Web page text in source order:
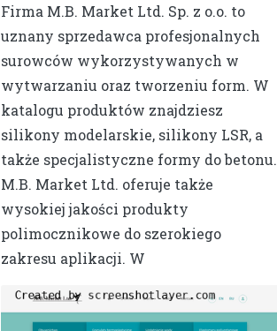
Firma M.B. Market Ltd. Sp. z o.o. to
uznany sprzedawca profesjonalnych
surowców wykorzystywanych w
wytwarzaniu oraz tworzeniu form. W
katalogu produktów znajdziesz
silikony modelarskie, silikony LSR, a
także specjalistyczne formy do betonu.
M.B. Market Ltd. oferuje także
wysokiej jakości produkty
polimocznikowe do szerokiego
zakresu aplikacji. W